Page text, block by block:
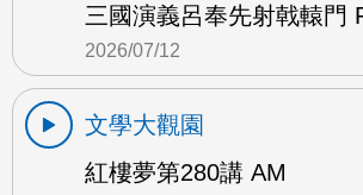
三國演義呂奉先射戟轅門
2026/07/12
文學大觀園
紅樓夢第280講 AM